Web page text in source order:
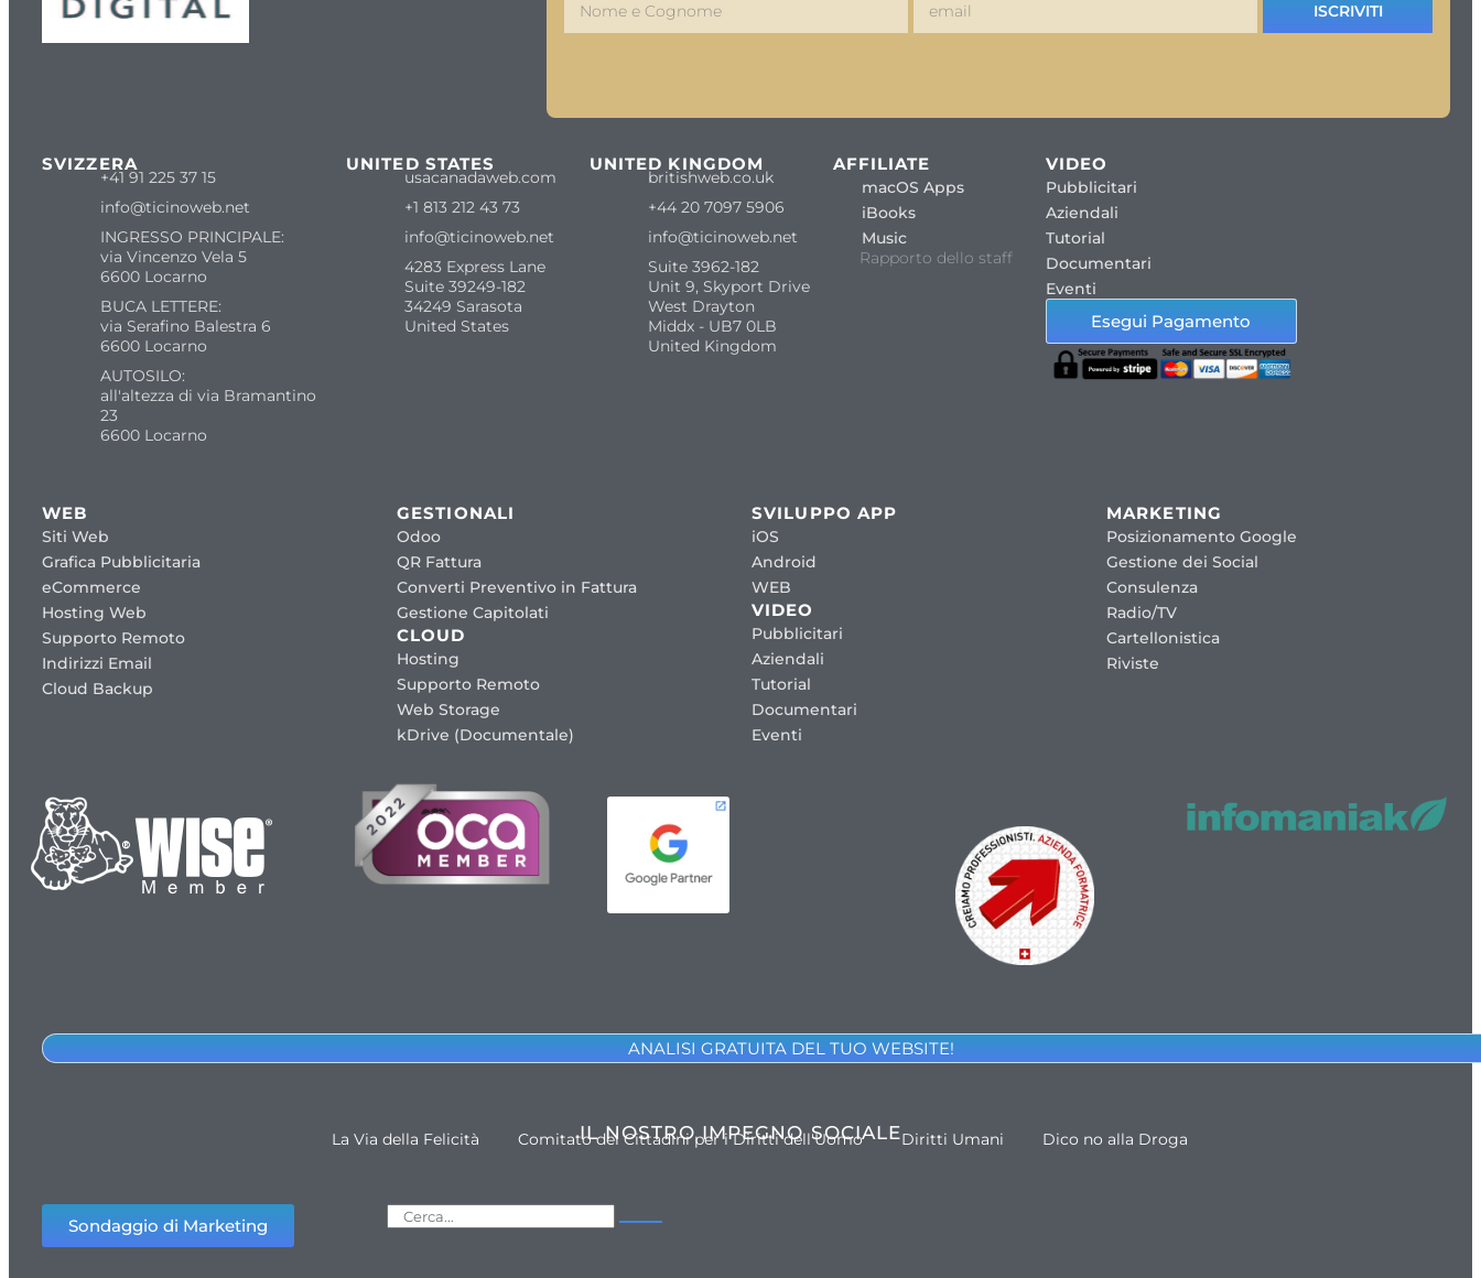
ISCRIVITI
SVIZZERA
+41 91 225 37 15
info@ticinoweb.net
INGRESSO PRINCIPALE:
via Vincenzo Vela 5
6600 Locarno
BUCA LETTERE:
via Serafino Balestra 6
6600 Locarno
AUTOSILO:
all'altezza di via Bramantino
23
6600 Locarno
UNITED STATES
usacanadaweb.com
+1 813 212 43 73
info@ticinoweb.net
4283 Express Lane
Suite 39249-182
34249 Sarasota
United States
UNITED KINGDOM
britishweb.co.uk
+44 20 7097 5906
info@ticinoweb.net
Suite 3962-182
Unit 9, Skyport Drive
West Drayton
Middx - UB7 0LB
United Kingdom
AFFILIATE
macOS Apps
iBooks
Music
Rapporto dello staff
VIDEO
Pubblicitari
Aziendali
Tutorial
Documentari
Eventi
Esegui Pagamento
WEB
Siti Web
Grafica Pubblicitaria
eCommerce
Hosting Web
Supporto Remoto
Indirizzi Email
Cloud Backup
GESTIONALI
Odoo
QR Fattura
Converti Preventivo in Fattura
Gestione Capitolati
CLOUD
Hosting
Supporto Remoto
Web Storage
kDrive (Documentale)
SVILUPPO APP
iOS
Android
WEB
VIDEO
Pubblicitari
Aziendali
Tutorial
Documentari
Eventi
MARKETING
Posizionamento Google
Gestione dei Social
Consulenza
Radio/TV
Cartellonistica
Riviste
ANALISI GRATUITA DEL TUO WEBSITE!
IL NOSTRO IMPEGNO SOCIALE
La Via della Felicità Comitato dei Cittadini per i Diritti dell'Uomo Diritti Umani Dico no alla Droga
Sondaggio di Marketing